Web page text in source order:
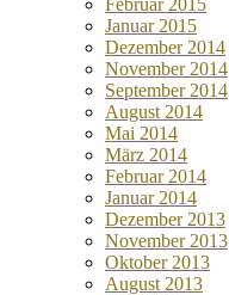
Januar 2015
Dezember 2014
November 2014
September 2014
August 2014
Mai 2014
März 2014
Februar 2014
Januar 2014
Dezember 2013
November 2013
Oktober 2013
August 2013